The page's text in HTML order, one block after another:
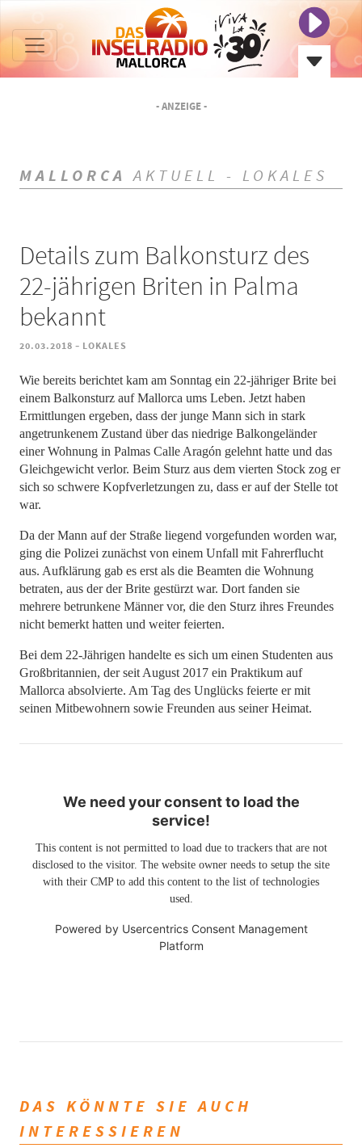
- ANZEIGE -
MALLORCA AKTUELL - LOKALES
Details zum Balkonsturz des
22-jährigen Briten in Palma
bekannt
20.03.2018 - LOKALES
Wie bereits berichtet kam am Sonntag ein 22-jähriger Brite bei
einem Balkonsturz auf Mallorca ums Leben. Jetzt haben
Ermittlungen ergeben, dass der junge Mann sich in stark
angetrunkenem Zustand über das niedrige Balkongeländer
einer Wohnung in Palmas Calle Aragón gelehnt hatte und das
Gleichgewicht verlor. Beim Sturz aus dem vierten Stock zog er
sich so schwere Kopfverletzungen zu, dass er auf der Stelle tot
war.
Da der Mann auf der Straße liegend vorgefunden worden war,
ging die Polizei zunächst von einem Unfall mit Fahrerflucht
aus. Aufklärung gab es erst als die Beamten die Wohnung
betraten, aus der der Brite gestürzt war. Dort fanden sie
mehrere betrunkene Männer vor, die den Sturz ihres Freundes
nicht bemerkt hatten und weiter feierten.
Bei dem 22-Jährigen handelte es sich um einen Studenten aus
Großbritannien, der seit August 2017 ein Praktikum auf
Mallorca absolvierte. Am Tag des Unglücks feierte er mit
seinen Mitbewohnern sowie Freunden aus seiner Heimat.
We need your consent to load the
service!
This content is not permitted to load due to trackers that are not
disclosed to the visitor. The website owner needs to setup the site
with their CMP to add this content to the list of technologies
used.
Powered by Usercentrics Consent Management
Platform
DAS KÖNNTE SIE AUCH
INTERESSIEREN